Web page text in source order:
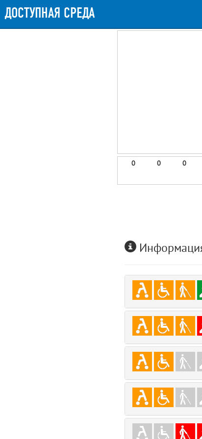
ДОСТУПНАЯ СРЕДА
0 0 0